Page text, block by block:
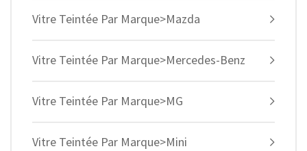
Vitre Teintée Par Marque>Mazda
Vitre Teintée Par Marque>Mercedes-Benz
Vitre Teintée Par Marque>MG
Vitre Teintée Par Marque>Mini